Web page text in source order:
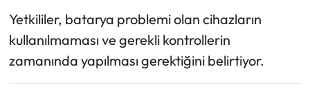
Yetkililer, batarya problemi olan cihazların
kullanılmaması ve gerekli kontrollerin
zamanında yapılması gerektiğini belirtiyor.